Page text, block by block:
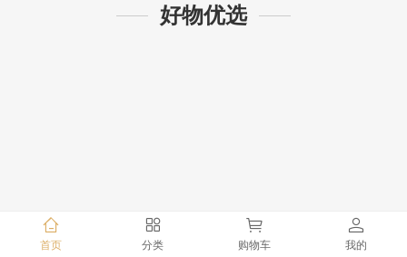
好物优选
首页 分类 购物车 我的